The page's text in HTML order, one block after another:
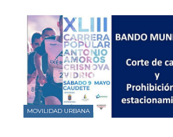
MOVILIDAD URBANA